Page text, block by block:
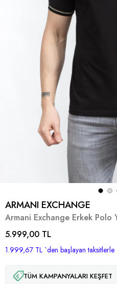
ARMANI EXCHANGE
Armani Exchange Erkek Polo
5.999,00 TL
1.999,67 TL `den başlayan taksitlerle
TÜM KAMPANYALARI KEŞFET